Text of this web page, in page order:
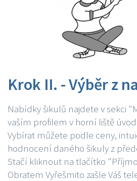
Krok II. - Výběr z
Nabídky šikulů najdete v sekci
vaším profilem v horní liště
Vybírat můžete podle ceny,
hodnocení daného šikuly z
Stačí kliknout na tlačítko
Obratem Vyřešmito zašle Váš